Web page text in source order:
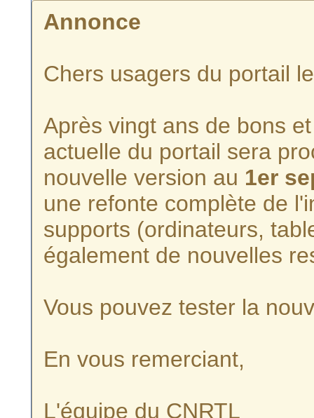
Annonce
Chers usagers du portail
Après vingt ans de bons
actuelle du portail sera
nouvelle version au 1er
une refonte complète de
supports (ordinateurs,
également de nouvelles
Vous pouvez tester la
En vous remerciant,
L'équipe du CNRTL